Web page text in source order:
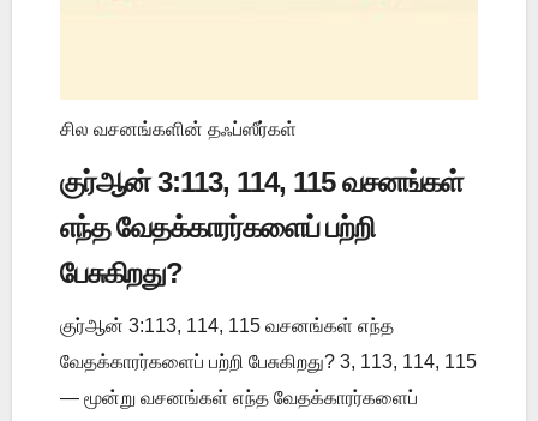
சில வசனங்களின் தஃப்ஸீர்கள்
குர்ஆன் 3:113, 114, 115 வசனங்கள்
எந்த வேதக்காரர்களைப் பற்றி
பேசுகிறது?
குர்ஆன் 3:113, 114, 115 வசனங்கள் எந்த
வேதக்காரர்களைப் பற்றி பேசுகிறது? 3, 113, 114, 115
— மூன்று வசனங்கள் எந்த வேதக்காரர்களைப்